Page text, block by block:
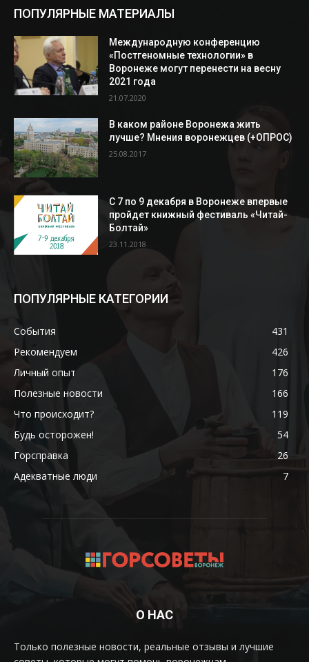
ПОПУЛЯРНЫЕ МАТЕРИАЛЫ
Международную конференцию
«Постгеномные технологии» в
Воронеже могут перенести на весну
2021 года
21.07.2020
В каком районе Воронежа жить
лучше? Мнения воронежцев (+ОПРОС)
25.08.2017
С 7 по 9 декабря в Воронеже впервые
пройдет книжный фестиваль «Читай-
Болтай»
23.11.2018
ПОПУЛЯРНЫЕ КАТЕГОРИИ
События
431
Рекомендуем
426
Личный опыт
176
Полезные новости
166
Что происходит?
119
Будь осторожен!
54
Горсправка
26
Адекватные люди
7
О НАС
Только полезные новости, реальные отзывы и лучшие